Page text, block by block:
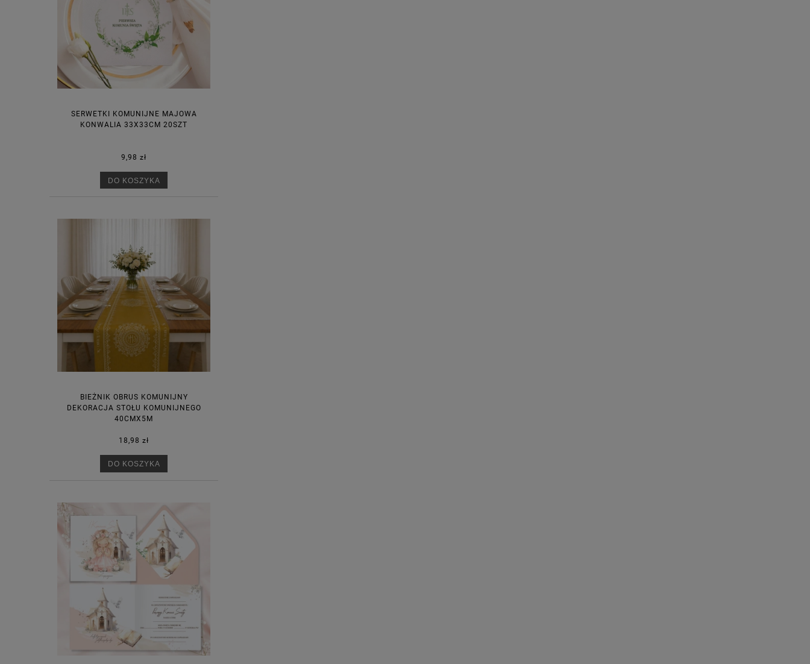
SERWETKI KOMUNIJNE MAJOWA
KONWALIA 33X33CM 20SZT
9,98 zł
DO KOSZYKA
BIEŻNIK OBRUS KOMUNIJNY
DEKORACJA STOŁU KOMUNIJNEGO
40CMX5M
18,98 zł
DO KOSZYKA